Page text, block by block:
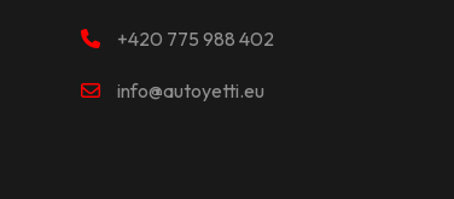
+420 775 988 402
info@autoyetti.eu